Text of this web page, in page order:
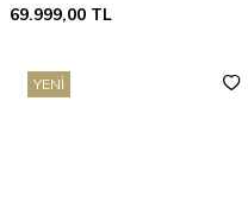
69.999,00 TL
YENI